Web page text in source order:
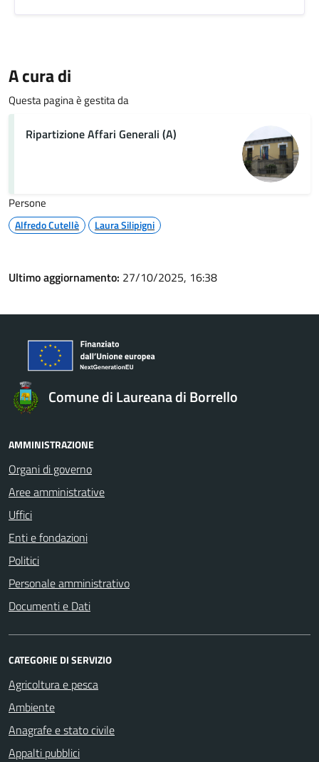
A cura di
Questa pagina è gestita da
Ripartizione Affari Generali (A)
Persone
Alfredo Cutellè Laura Silipigni
Ultimo aggiornamento: 27/10/2025, 16:38
Comune di Laureana di Borrello
AMMINISTRAZIONE
Organi di governo
Aree amministrative
Uffici
Enti e fondazioni
Politici
Personale amministrativo
Documenti e Dati
CATEGORIE DI SERVIZIO
Agricoltura e pesca
Ambiente
Anagrafe e stato civile
Appalti pubblici